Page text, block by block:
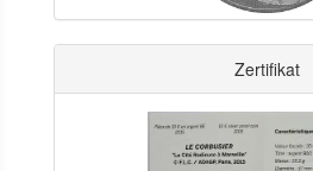
Zertifikat